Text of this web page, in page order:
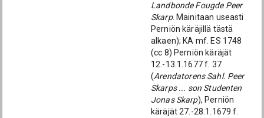
Landbonde Fougde Peer
Skarp. Mainitaan useasti
Perniön käräjillä tästä
alkaen); KA mf. ES 1748
(cc 8) Perniön käräjät
12.-13.1.1677 f. 37
(Arendatorens Sahl. Peer
Skarps ... son Studenten
Jonas Skarp), Perniön
käräjät 27.-28.1.1679 f.